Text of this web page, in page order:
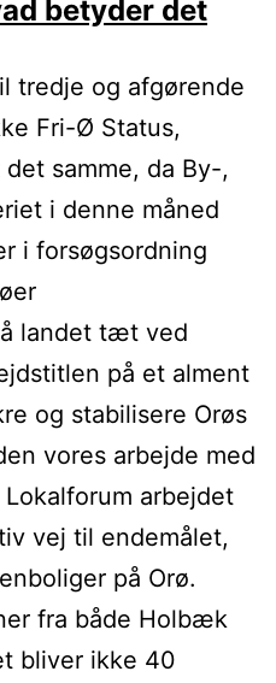
betyder det
tredje og afgørende
Fri-Ø Status,
samme, da By-,
i denne måned
i forsøgsordning
landet tæt ved
på et alment
og stabilisere Orøs
vores arbejde med
arbejdet
vej til endemålet,
på Orø.
fra både Holbæk
bliver ikke 40